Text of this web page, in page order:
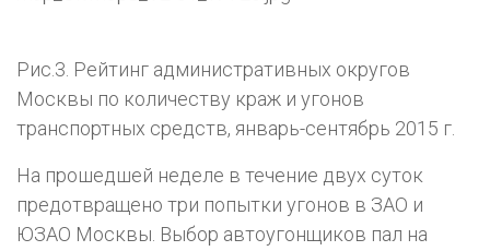
Рис.3. Рейтинг административных округов
Москвы по количеству краж и угонов
транспортных средств, январь-сентябрь 2015 г.
На прошедшей неделе в течение двух суток
предотвращено три попытки угонов в ЗАО и
ЮЗАО Москвы. Выбор автоугонщиков пал на